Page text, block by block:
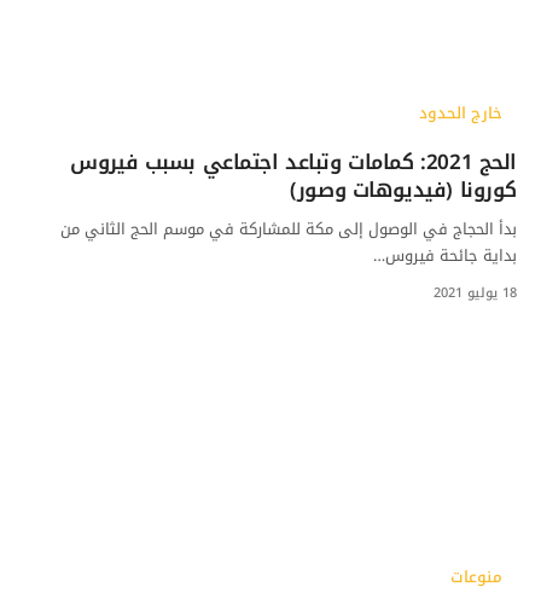
خارج الحدود
الحج 2021: كمامات وتباعد اجتماعي بسبب فيروس
كورونا (فيديوهات وصور)
بدأ الحجاج في الوصول إلى مكة للمشاركة في موسم الحج الثاني من
بداية جائحة فيروس…
18 يوليو 2021
منوعات